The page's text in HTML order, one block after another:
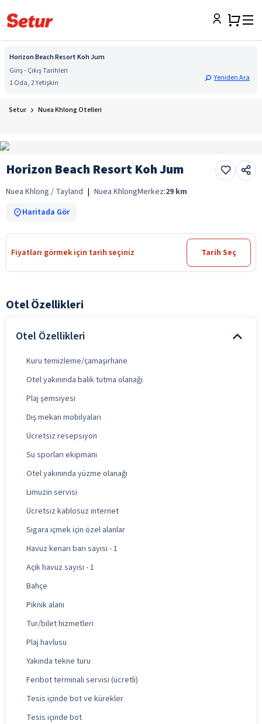
Horizon Beach Resort Koh Jum
Giriş - Çıkış Tarihleri
1 Oda, 2 Yetişkin
Yeniden Ara
Setur Nuea Khlong Otelleri
Horizon Beach Resort Koh Jum
Nuea Khlong / Tayland | Nuea KhlongMerkez:29 km
Haritada Gör
Fiyatları görmek için tarih seçiniz Tarih Seç
Otel Özellikleri
Otel Özellikleri
Kuru temizleme/çamaşırhane
Otel yakınında balık tutma olanağı
Plaj şemsiyesi
Dış mekan mobilyaları
Ücretsiz resepsiyon
Su sporları ekipmanı
Otel yakınında yüzme olanağı
Limuzin servisi
Ücretsiz kablosuz internet
Sigara içmek için özel alanlar
Havuz kenarı barı sayısı - 1
Açık havuz sayısı - 1
Bahçe
Piknik alanı
Tur/bilet hizmetleri
Plaj havlusu
Yakında tekne turu
Feribot terminali servisi (ücretli)
Tesis içinde bot ve kürekler
Tesis içinde bot